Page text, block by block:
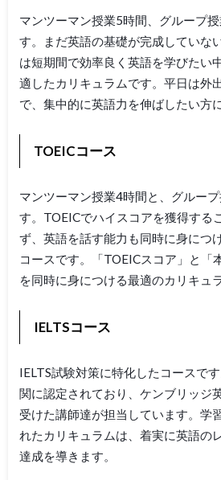
マンツーマン授業5時間、グループ
す。まだ英語の基礎が完成していな
は短期間で効率良く英語を学びたい
適したカリキュラムです。平日は外
で、集中的に英語力を伸ばしたい方
TOEICコース
マンツーマン授業4時間と、グルー
す。TOEICでハイスコアを獲得する
ず、英語を話す能力も同時に身につ
コースです。「TOEICスコア」と「
を同時に身につける最適のカリキュ
IELTSコース
IELTS試験対策に特化したコースで
関に認定されており、ケンブリッジ
受けた講師達が担当しています。学
れたカリキュラムは、着実に英語の
達成を導きます。